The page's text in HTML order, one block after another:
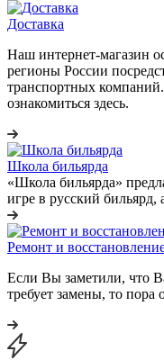
Доставка
Наш интернет-магазин
регионы России
транспортных
ознакомиться здесь.
Школа бильярда
«Школа бильярда»
игре в русский
Ремонт и
Если Вы заметили, что
требует замены, то пора